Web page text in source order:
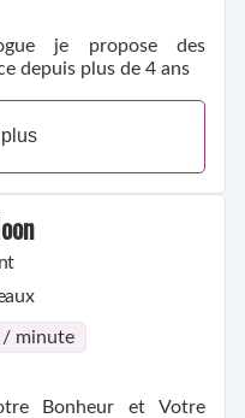
des
à distance depuis plus de 4 ans
/ minute
Bonheur et Votre